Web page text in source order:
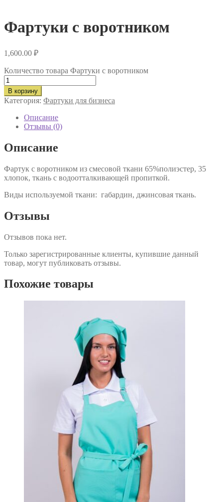
Фартуки с воротником
1,600.00 ₽
Количество товара Фартуки с воротником
В корзину
Категория: Фартуки для бизнеса
Описание
Отзывы (0)
Описание
Фартук с воротником из смесовой ткани 65%полиэстер, 35
хлопок, ткань с водоотталкивающей пропиткой.
Виды используемой ткани: габардин, джинсовая ткань.
Отзывы
Отзывов пока нет.
Только зарегистрированные клиенты, купившие данный
товар, могут публиковать отзывы.
Похожие товары